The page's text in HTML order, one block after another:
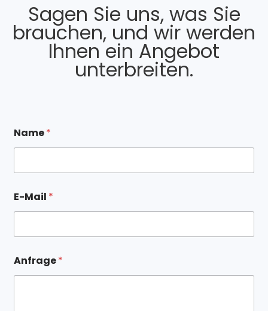
Sagen Sie uns, was Sie
brauchen, und wir werden
Ihnen ein Angebot
unterbreiten.
Name*
A
n
r
g
e
A
E-Mail *
Anfrage*